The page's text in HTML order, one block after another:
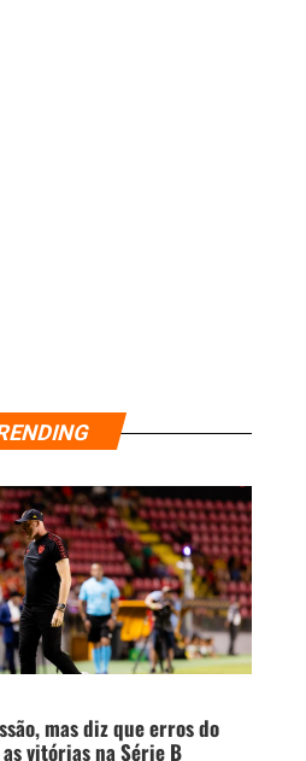
mas diz que erros do
vitórias na Série B